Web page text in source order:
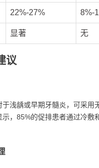
22%-27% 8%-
显著 无
议
浅龋或早期牙髓炎，可采用
，85%的促排患者通过冷敷